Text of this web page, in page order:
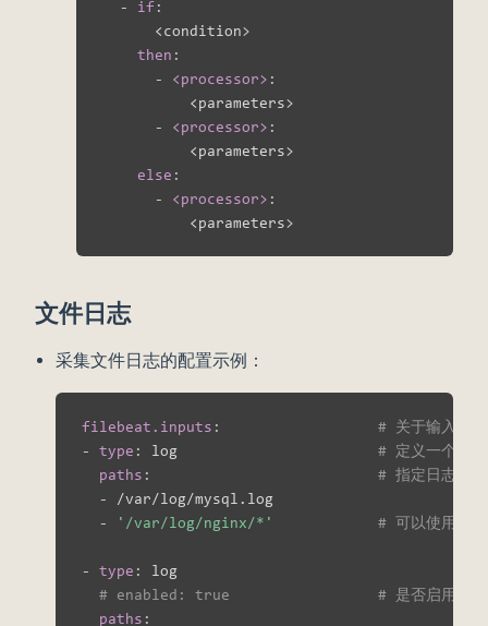
-
if:
      <condition
>
then :
-
<processor> :
          <parameters
>
-
<processor> :
          <parameters
>
else :
-
<processor> :
          <parameters
>
文件日志
采集文件日志的配置示例：
filebeat.inputs :
# 关于输入项
-
type : log # 定义一个输
paths :
# 指定日志文
-
/var/log/mysql.log
-
'/var/log/nginx/*' # 可以使用通
- type :
log
# enabled: true                 # 是否启用该输
paths :